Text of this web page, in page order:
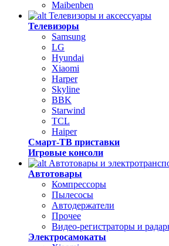
Maibenben
Телевизоры и аксессуары
Телевизоры
Samsung
LG
Hyundai
Xiaomi
Harper
Skyline
BBK
Starwind
TCL
Haiper
Смарт-ТВ приставки
Игровые консоли
Автотовары и
Автотовары
Компрессоры
Пылесосы
Автодержатели
Прочее
Видео-регистраторы и
Электросамокаты